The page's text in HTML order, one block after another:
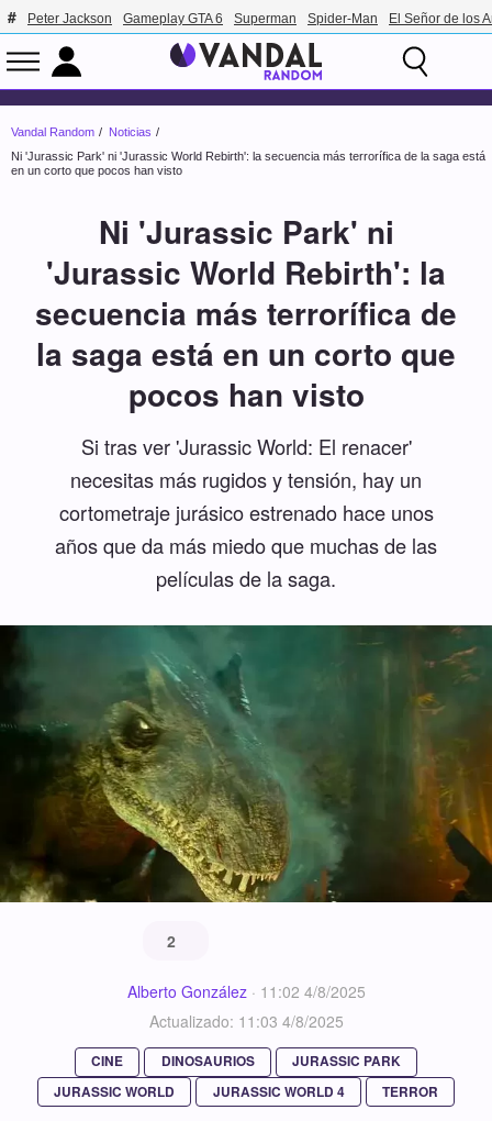
Peter Jackson Gameplay GTA 6 Superman Spider-Man El Señor de los
Vandal Random
Noticias
Ni 'Jurassic Park' ni 'Jurassic World Rebirth': la secuencia más terrorífica de la saga está
en un corto que pocos han visto
Ni 'Jurassic Park' ni
'Jurassic World Rebirth': la
secuencia más terrorífica de
la saga está en un corto que
pocos han visto
Si tras ver 'Jurassic World: El renacer'
necesitas más rugidos y tensión, hay un
cortometraje jurásico estrenado hace unos
años que da más miedo que muchas de las
películas de la saga.
2
Alberto González· 11:02 4/8/2025
Actualizado: 11:03 4/8/2025
CINE DINOSAURIOS
JURASSIC PARK
JURASSIC WORLD
JURASSIC WORLD 4 TERROR